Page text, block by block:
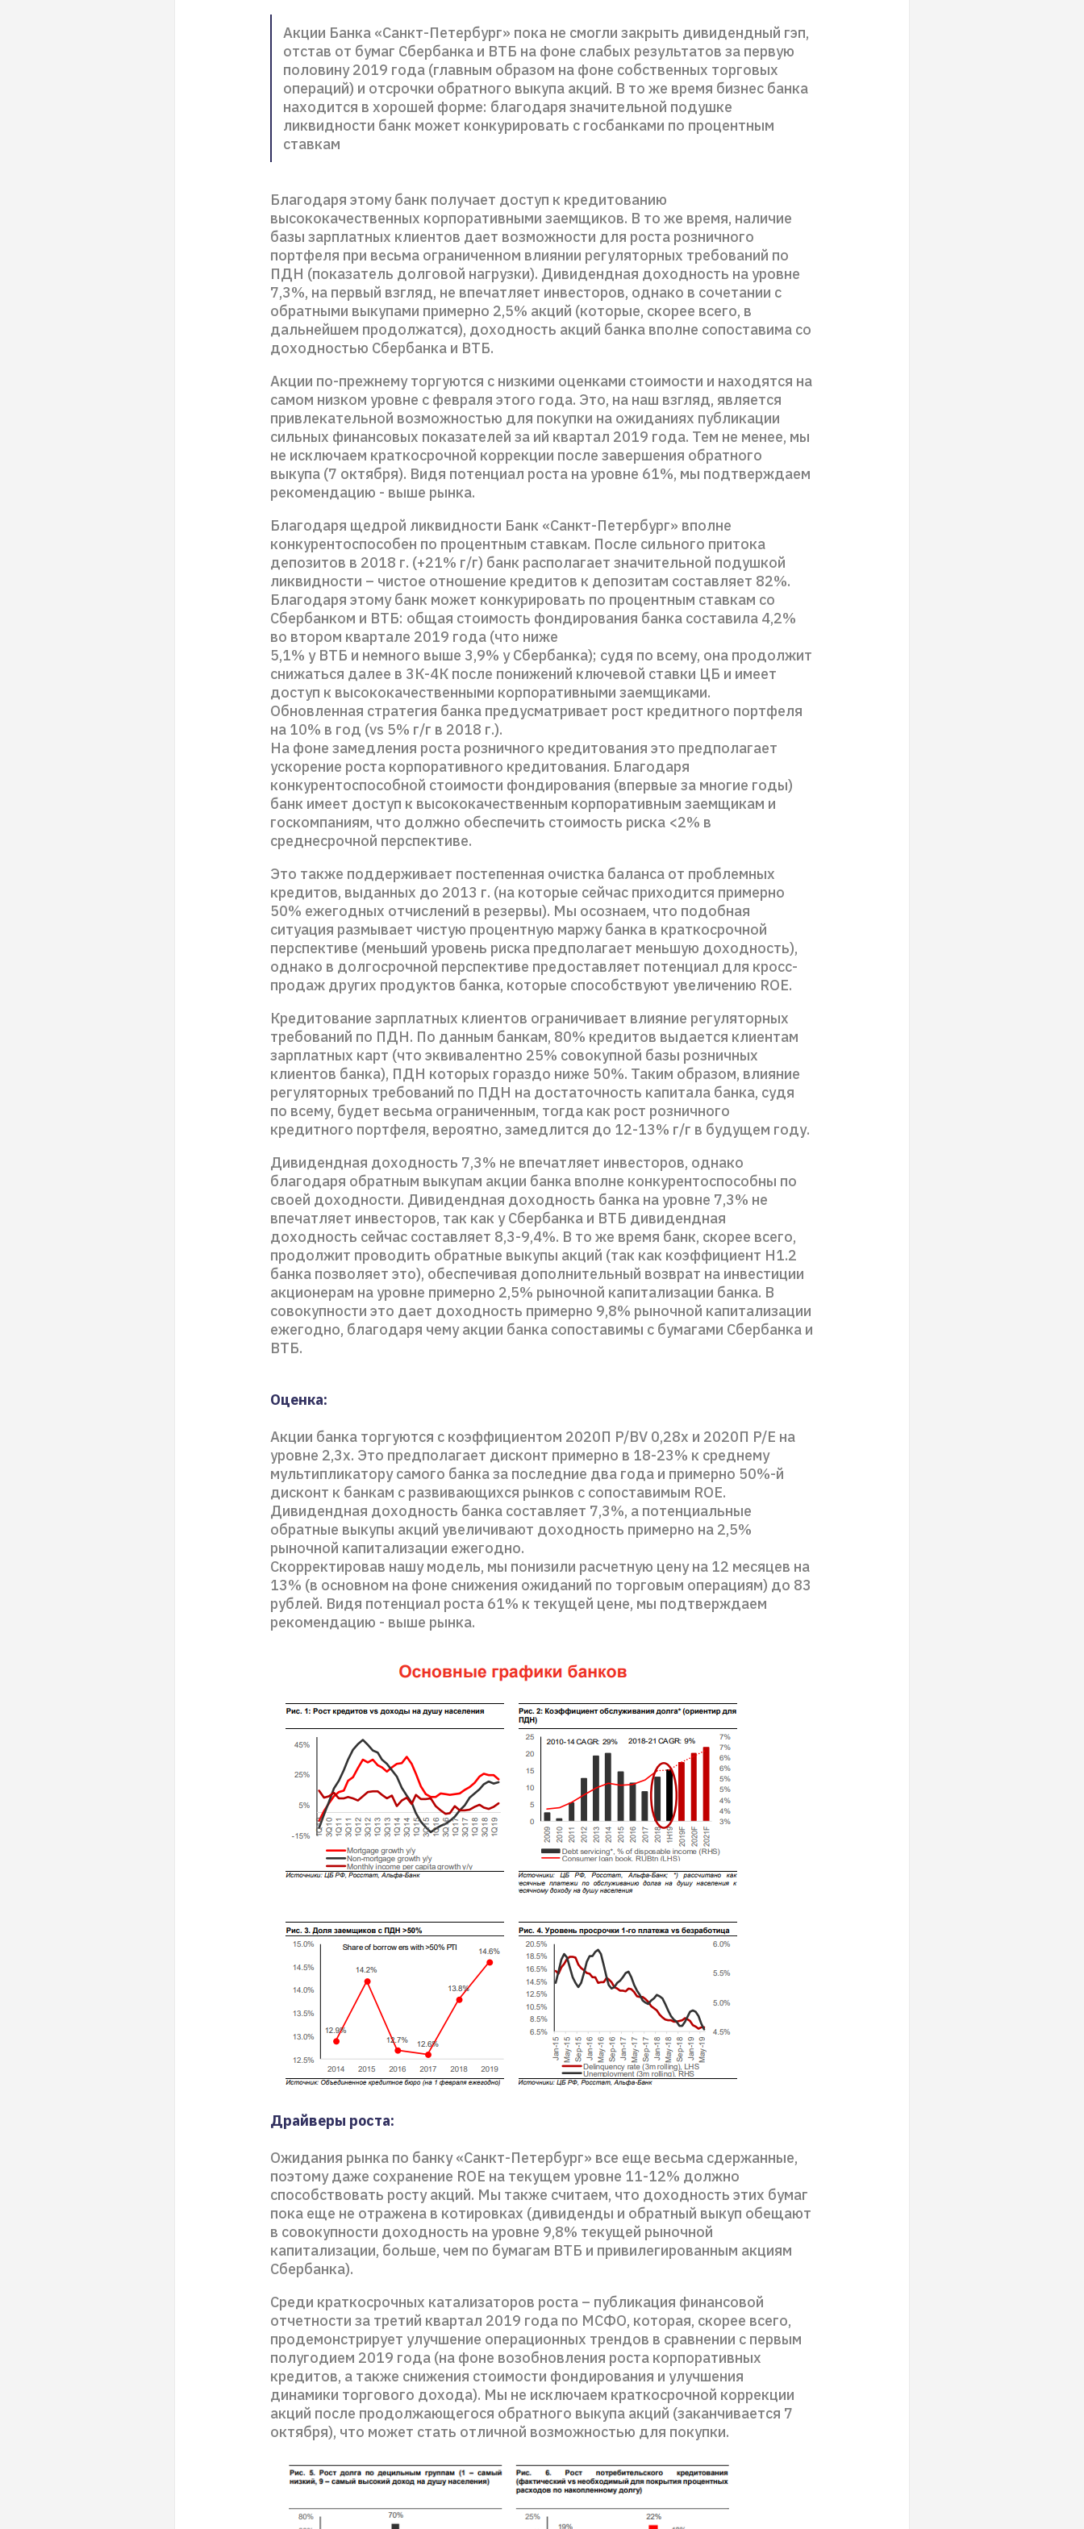
Акции Банка «Санкт-Петербург» пока не смогли закрыть дивидендный гэп,
отстав от бумаг Сбербанка и ВТБ на фоне слабых результатов за первую
половину 2019 года (главным образом на фоне собственных торговых
операций) и отсрочки обратного выкупа акций. В то же время бизнес банка
находится в хорошей форме: благодаря значительной подушке
ликвидности банк может конкурировать с госбанками по процентным
ставкам
Благодаря этому банк получает доступ к кредитованию
высококачественных корпоративными заемщиков. В то же время, наличие
базы зарплатных клиентов дает возможности для роста розничного
портфеля при весьма ограниченном влиянии регуляторных требований по
ПДН (показатель долговой нагрузки). Дивидендная доходность на уровне
7,3%, на первый взгляд, не впечатляет инвесторов, однако в сочетании с
обратными выкупами примерно 2,5% акций (которые, скорее всего, в
дальнейшем продолжатся), доходность акций банка вполне сопоставима со
доходностью Сбербанка и ВТБ.
Акции по-прежнему торгуются с низкими оценками стоимости и находятся на
самом низком уровне с февраля этого года. Это, на наш взгляд, является
привлекательной возможностью для покупки на ожиданиях публикации
сильных финансовых показателей за ий квартал 2019 года. Тем не менее, мы
не исключаем краткосрочной коррекции после завершения обратного
выкупа (7 октября). Видя потенциал роста на уровне 61%, мы подтверждаем
рекомендацию - выше рынка.
Благодаря щедрой ликвидности Банк «Санкт-Петербург» вполне
конкурентоспособен по процентным ставкам. После сильного притока
депозитов в 2018 г. (+21% г/г) банк располагает значительной подушкой
ликвидности – чистое отношение кредитов к депозитам составляет 82%.
Благодаря этому банк может конкурировать по процентным ставкам со
Сбербанком и ВТБ: общая стоимость фондирования банка составила 4,2%
во втором квартале 2019 года (что ниже
5,1% у ВТБ и немного выше 3,9% у Сбербанка); судя по всему, она продолжит
снижаться далее в 3К-4К после понижений ключевой ставки ЦБ и имеет
доступ к высококачественными корпоративными заемщиками.
Обновленная стратегия банка предусматривает рост кредитного портфеля
на 10% в год (vs 5% г/г в 2018 г.).
На фоне замедления роста розничного кредитования это предполагает
ускорение роста корпоративного кредитования. Благодаря
конкурентоспособной стоимости фондирования (впервые за многие годы)
банк имеет доступ к высококачественным корпоративным заемщикам и
госкомпаниям, что должно обеспечить стоимость риска <2% в
среднесрочной перспективе.
Это также поддерживает постепенная очистка баланса от проблемных
кредитов, выданных до 2013 г. (на которые сейчас приходится примерно
50% ежегодных отчислений в резервы). Мы осознаем, что подобная
ситуация размывает чистую процентную маржу банка в краткосрочной
перспективе (меньший уровень риска предполагает меньшую доходность),
однако в долгосрочной перспективе предоставляет потенциал для кросс-
продаж других продуктов банка, которые способствуют увеличению ROE.
Кредитование зарплатных клиентов ограничивает влияние регуляторных
требований по ПДН. По данным банкам, 80% кредитов выдается клиентам
зарплатных карт (что эквивалентно 25% совокупной базы розничных
клиентов банка), ПДН которых гораздо ниже 50%. Таким образом, влияние
регуляторных требований по ПДН на достаточность капитала банка, судя
по всему, будет весьма ограниченным, тогда как рост розничного
кредитного портфеля, вероятно, замедлится до 12-13% г/г в будущем году.
Дивидендная доходность 7,3% не впечатляет инвесторов, однако
благодаря обратным выкупам акции банка вполне конкурентоспособны по
своей доходности. Дивидендная доходность банка на уровне 7,3% не
впечатляет инвесторов, так как у Сбербанка и ВТБ дивидендная
доходность сейчас составляет 8,3-9,4%. В то же время банк, скорее всего,
продолжит проводить обратные выкупы акций (так как коэффициент Н1.2
банка позволяет это), обеспечивая дополнительный возврат на инвестиции
акционерам на уровне примерно 2,5% рыночной капитализации банка. В
совокупности это дает доходность примерно 9,8% рыночной капитализации
ежегодно, благодаря чему акции банка сопоставимы с бумагами Сбербанка и
ВТБ.
Оценка:
Акции банка торгуются с коэффициентом 2020П P/BV 0,28x и 2020П P/E на
уровне 2,3x. Это предполагает дисконт примерно в 18-23% к среднему
мультипликатору самого банка за последние два года и примерно 50%-й
дисконт к банкам с развивающихся рынков с сопоставимым ROE.
Дивидендная доходность банка составляет 7,3%, а потенциальные
обратные выкупы акций увеличивают доходность примерно на 2,5%
рыночной капитализации ежегодно.
Скорректировав нашу модель, мы понизили расчетную цену на 12 месяцев на
13% (в основном на фоне снижения ожиданий по торговым операциям) до 83
рублей. Видя потенциал роста 61% к текущей цене, мы подтверждаем
рекомендацию - выше рынка.
Драйверы роста:
Ожидания рынка по банку «Санкт-Петербург» все еще весьма сдержанные,
поэтому даже сохранение ROE на текущем уровне 11-12% должно
способствовать росту акций. Мы также считаем, что доходность этих бумаг
пока еще не отражена в котировках (дивиденды и обратный выкуп обещают
в совокупности доходность на уровне 9,8% текущей рыночной
капитализации, больше, чем по бумагам ВТБ и привилегированным акциям
Сбербанка).
Среди краткосрочных катализаторов роста – публикация финансовой
отчетности за третий квартал 2019 года по МСФО, которая, скорее всего,
продемонстрирует улучшение операционных трендов в сравнении с первым
полугодием 2019 года (на фоне возобновления роста корпоративных
кредитов, а также снижения стоимости фондирования и улучшения
динамики торгового дохода). Мы не исключаем краткосрочной коррекции
акций после продолжающегося обратного выкупа акций (заканчивается 7
октября), что может стать отличной возможностью для покупки.